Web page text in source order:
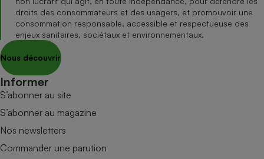
droits des consommateurs et des usagers, et promouvoir une
consommation responsable, accessible et respectueuse des
enjeux sanitaires, sociétaux et environnementaux.
Nous découvrir
Informer
S’abonner au site
S’abonner au magazine
Nos newsletters
Commander une parution